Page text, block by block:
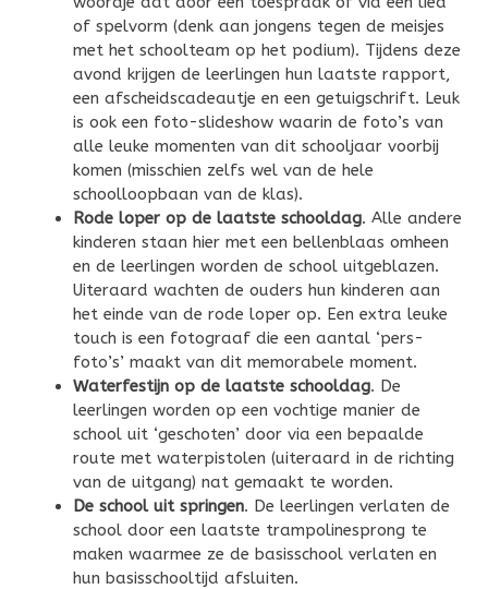
of spelvorm (denk aan jongens tegen de meisjes
met het schoolteam op het podium). Tijdens deze
avond krijgen de leerlingen hun laatste rapport,
een afscheidscadeautje en een getuigschrift. Leuk
is ook een foto-slideshow waarin de foto’s van
alle leuke momenten van dit schooljaar voorbij
komen (misschien zelfs wel van de hele
schoolloopbaan van de klas).
Rode loper op de laatste schooldag. Alle andere
kinderen staan hier met een bellenblaas omheen
en de leerlingen worden de school uitgeblazen.
Uiteraard wachten de ouders hun kinderen aan
het einde van de rode loper op. Een extra leuke
touch is een fotograaf die een aantal ‘pers-
foto’s’ maakt van dit memorabele moment.
Waterfestijn op de laatste schooldag. De
leerlingen worden op een vochtige manier de
school uit ‘geschoten’ door via een bepaalde
route met waterpistolen (uiteraard in de richting
van de uitgang) nat gemaakt te worden.
De school uit springen. De leerlingen verlaten de
school door een laatste trampolinesprong te
maken waarmee ze de basisschool verlaten en
hun basisschooltijd afsluiten.